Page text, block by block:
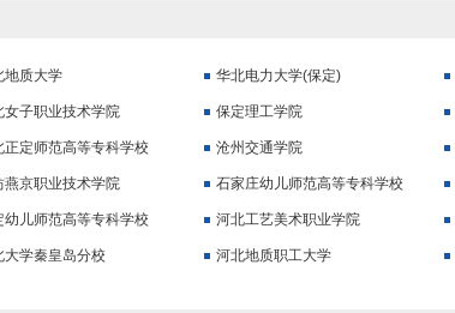
地质大学 华北电力大学(保定)
女子职业技术学院 保定理工学院
正定师范高等专科学校 沧州交通学院
燕京职业技术学院 石家庄幼儿师范高等专科学校
幼儿师范高等专科学校 河北工艺美术职业学院
大学秦皇岛分校 河北地质职工大学